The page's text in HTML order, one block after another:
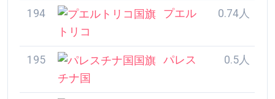
パレスチナ国 0.5人
196 サンマリノ 0人